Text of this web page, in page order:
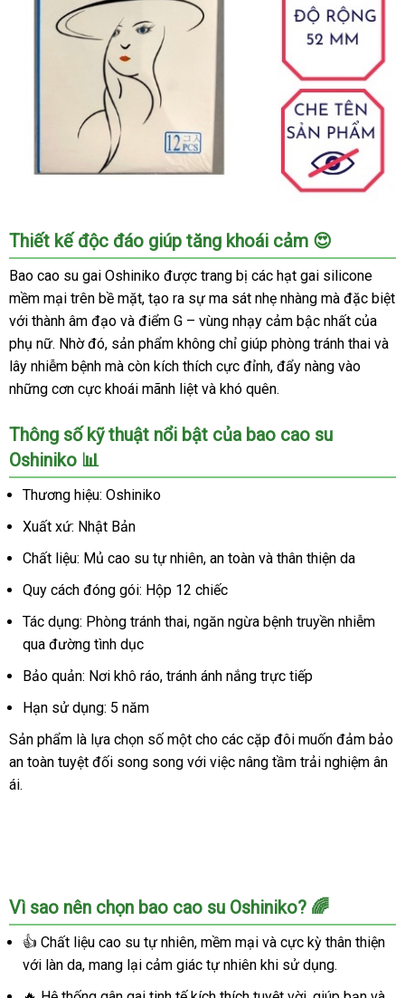
Bao
cao
su
Oshiniko
siêu
mỏng
gân
gai
Nhật
hộp
12
cao
cấp
hoa
Thiết kế độc đáo giúp tăng khoái cảm 😍
Bao cao su gai Oshiniko được trang bị các hạt gai silicone
mềm mại trên bề mặt, tạo ra sự ma sát nhẹ nhàng mà đặc biệt
với thành âm đạo và điểm G – vùng nhạy cảm bậc nhất của
phụ nữ. Nhờ đó, sản phẩm không chỉ giúp phòng tránh thai và
lây nhiễm bệnh mà còn kích thích cực đỉnh, đẩy nàng vào
những cơn cực khoái mãnh liệt và khó quên.
Thông số kỹ thuật nổi bật của bao cao su
Oshiniko 📊
Thương hiệu: Oshiniko
Xuất xứ: Nhật Bản
Chất liệu: Mủ cao su tự nhiên, an toàn và thân thiện da
Quy cách đóng gói: Hộp 12 chiếc
Tác dụng: Phòng tránh thai, ngăn ngừa bệnh truyền nhiễm
qua đường tình dục
Bảo quản: Nơi khô ráo, tránh ánh nắng trực tiếp
Hạn sử dụng: 5 năm
Sản phẩm là lựa chọn số một cho các cặp đôi muốn đảm bảo
an toàn tuyệt đối song song với việc nâng tầm trải nghiệm ân
ái.
Vì sao nên chọn bao cao su Oshiniko? 🌈
👍 Chất liệu cao su tự nhiên, mềm mại và cực kỳ thân thiện
với làn da, mang lại cảm giác tự nhiên khi sử dụng.